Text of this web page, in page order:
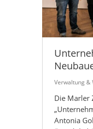
Verwaltung &
Die Marler
Antonia